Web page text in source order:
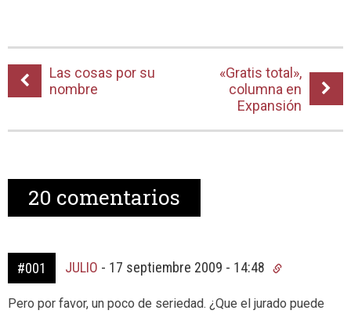
Las cosas por su
nombre
«Gratis total»,
columna en
Expansión
20 comentarios
#001 JULIO - 17 septiembre 2009 - 14:48
Pero por favor, un poco de seriedad. ¿Que el jurado puede